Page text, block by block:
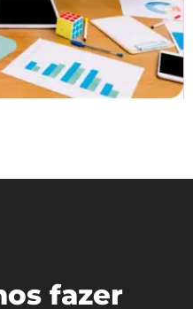
fazer